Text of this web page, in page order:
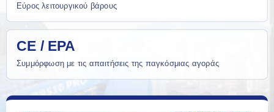
Εύρος λειτουργικού βάρους
CE / EPA
Συμμόρφωση με τις απαιτήσεις της παγκόσμιας αγοράς